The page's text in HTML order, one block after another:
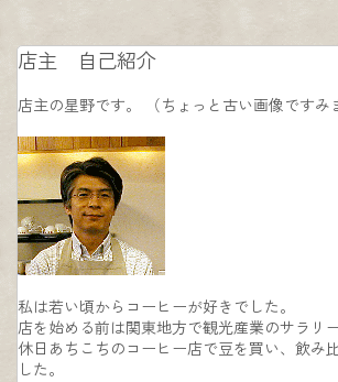
店主 自己紹介
店主の星野です。 （ちょっと古い画像ですみ
私は若い頃からコーヒーが好きでした。
店を始める前は関東地方で観光産業のサラリ
休日あちこちのコーヒー店で豆を買い、飲み
した。